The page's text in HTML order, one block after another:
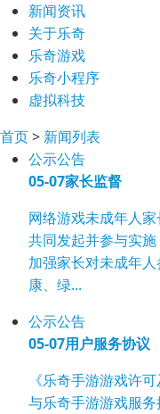
新闻资讯
关于乐奇
乐奇游戏
乐奇小程序
虚拟科技
首页> 新闻列表
公示公告
05-07家长监督
网络游戏未成年人
共同发起并参与实
加强家长对未成年
康、绿...
公示公告
05-07用户服务协议
《乐奇手游游戏许
与乐奇手游游戏服